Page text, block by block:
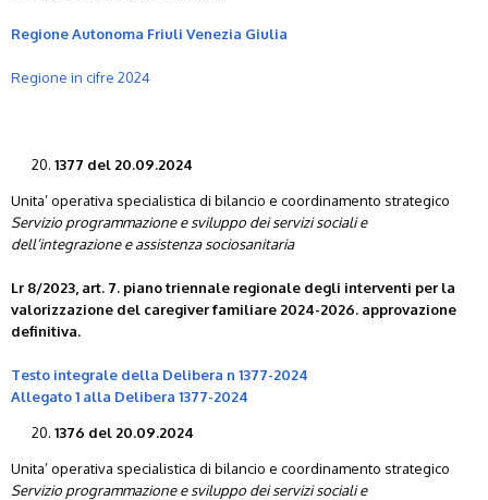
Regione Autonoma Friuli Venezia Giulia
Regione in cifre 2024
1377 del 20.09.2024
Unita’ operativa specialistica di bilancio e coordinamento strategico
Servizio programmazione e sviluppo dei servizi sociali e
dell’integrazione e assistenza sociosanitaria
Lr 8/2023, art. 7. piano triennale regionale degli interventi per la
valorizzazione del caregiver familiare 2024-2026. approvazione
definitiva.
Testo integrale della Delibera n 1377-2024
Allegato 1 alla Delibera 1377-2024
1376 del 20.09.2024
Unita’ operativa specialistica di bilancio e coordinamento strategico
Servizio programmazione e sviluppo dei servizi sociali e